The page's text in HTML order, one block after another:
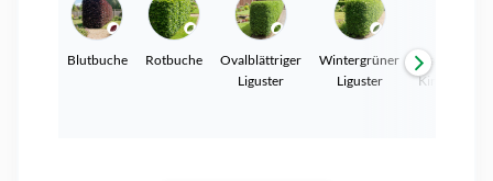
Blutbuche Rotbuche
Ovalblättriger
Liguster
Wintergrüner
Liguster